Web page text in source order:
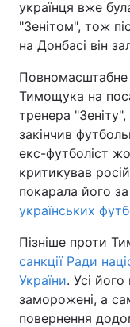
українця вже
"Зенітом", тож
на Донбасі він
Повномасштабне
Тимощука на
тренера
закінчив
екс-футболіст
критикував
покарала його
українських
Пізніше проти
санкції Ради
України. Усі його
заморожені, а
повернення